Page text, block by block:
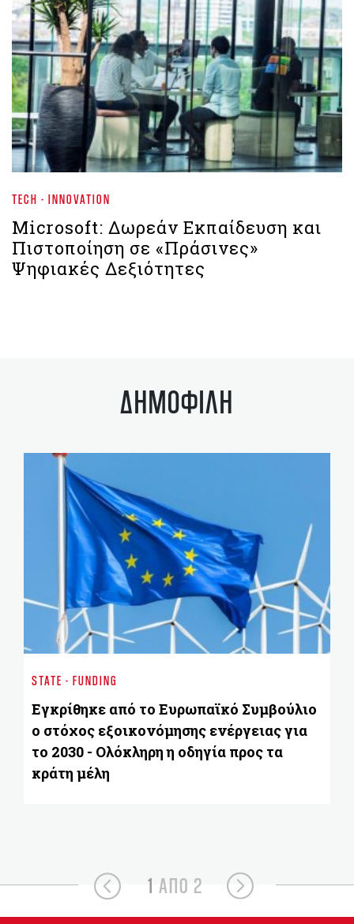
TECH - INNOVATION
Microsoft: Δωρεάν Εκπαίδευση και
Πιστοποίηση σε «Πράσινες»
Ψηφιακές Δεξιότητες
ΔΗΜΟΦΙΛΗ
STATE - FUNDING
Εγκρίθηκε από το Ευρωπαϊκό Συμβούλιο
ο στόχος εξοικονόμησης ενέργειας για
το 2030 - Ολόκληρη η οδηγία προς τα
κράτη μέλη
1 ΑΠΟ 2